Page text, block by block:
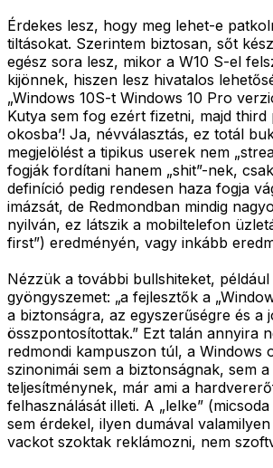
Érdekes lesz, hogy meg lehet-e
tiltásokat. Szerintem biztosan, sőt
egész sora lesz, mikor a W10 S-el
kijönnek, hiszen lesz hivatalos
„Windows 10S-t Windows 10 Pro
Kutya sem fog ezért fizetni, majd
okosba’! Ja, névválasztás, ez totál
megjelölést a tipikus userek nem
fogják fordítani hanem „shit”-nek,
definíció pedig rendesen haza fogja
imázsát, de Redmondban mindig
nyilván, ez látszik a mobiltelefon
first”) eredményén, vagy inkább
Nézzük a további bullshiteket, például
gyöngyszemet: „a fejlesztők a
a biztonságra, az egyszerűségre és a
összpontosítottak.” Ezt talán annyira
redmondi kampuszon túl, a Windows
szinonimái sem a biztonságnak, sem a
teljesítménynek, már ami a
felhasználását illeti. A „lelke”
sem érdekel, ilyen dumával
vackot szoktak reklámozni, nem